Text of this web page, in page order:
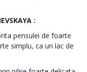
:
pensulei de foarte
simplu, ca un lac de